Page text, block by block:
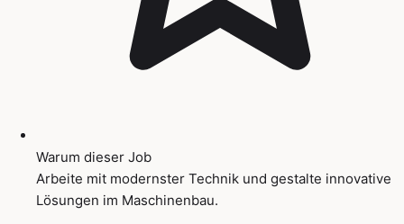
Warum dieser Job
Arbeite mit modernster Technik und gestalte innovative
Lösungen im Maschinenbau.